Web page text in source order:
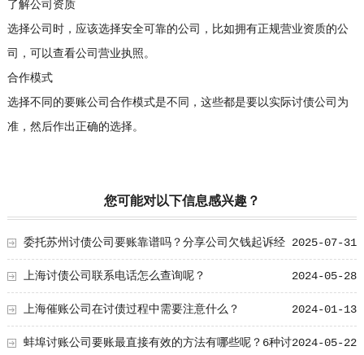
了解公司资质
选择公司时，应该选择安全可靠的公司，比如拥有正规营业资质的公
司，可以查看公司营业执照。
合作模式
选择不同的要账公司合作模式是不同，这些都是要以实际讨债公司为
准，然后作出正确的选择。
您可能对以下信息感兴趣？
2025-07-31
委托苏州讨债公司要账靠谱吗？分享公司欠钱起诉经
验！ 2024-05-28
上海讨债公司联系电话怎么查询呢？
2024-01-13
上海催账公司在讨债过程中需要注意什么？
2024-05-22
蚌埠讨账公司要账最直接有效的方法有哪些呢？6种讨